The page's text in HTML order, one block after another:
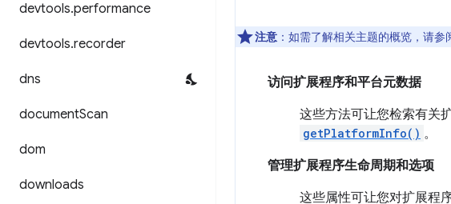
devtools.performance
devtools.recorder
dns
documentScan
dom
downloads
注意 ：如需了解相关主题的概览，请参
访问扩展程序和平台元数据
这些方法可让您检索有关
getPlatformInfo() 。
管理扩展程序生命周期和选项
这些属性可让您对扩展程